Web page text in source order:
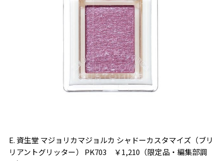
E. 資生堂 マジョリカマジョルカ シャドーカスタマイズ（ブリ
リアントグリッター） PK703 ￥1,210（限定品・編集部調